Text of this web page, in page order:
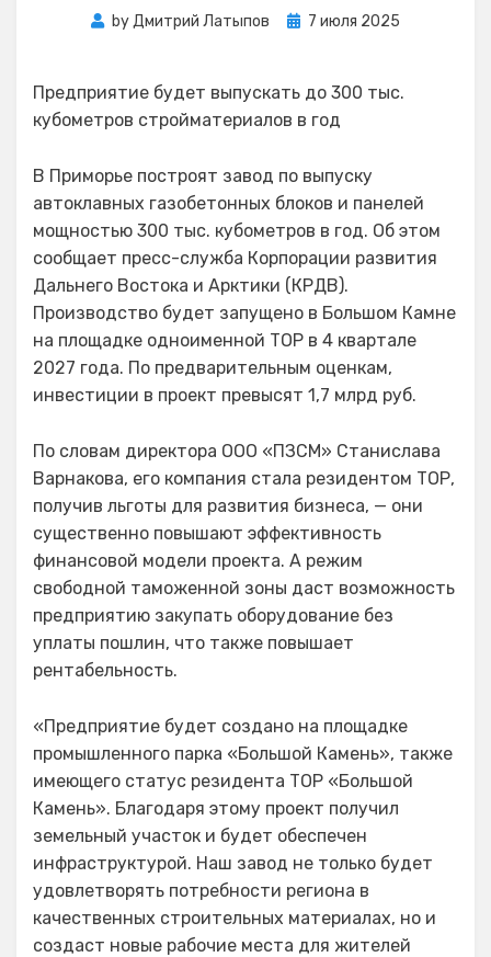
byДмитрий Латыпов
Posted
7 июля 2025
Предприятие будет выпускать до 300 тыс.
кубометров стройматериалов в год
В Приморье построят завод по выпуску
автоклавных газобетонных блоков и панелей
мощностью 300 тыс. кубометров в год. Об этом
сообщает пресс-служба Корпорации развития
Дальнего Востока и Арктики (КРДВ).
Производство будет запущено в Большом Камне
на площадке одноименной ТОР в 4 квартале
2027 года. По предварительным оценкам,
инвестиции в проект превысят 1,7 млрд руб.
По словам директора ООО «ПЗСМ» Станислава
Варнакова, его компания стала резидентом ТОР,
получив льготы для развития бизнеса, — они
существенно повышают эффективность
финансовой модели проекта. А режим
свободной таможенной зоны даст возможность
предприятию закупать оборудование без
уплаты пошлин, что также повышает
рентабельность.
«Предприятие будет создано на площадке
промышленного парка «Большой Камень», также
имеющего статус резидента ТОР «Большой
Камень». Благодаря этому проект получил
земельный участок и будет обеспечен
инфраструктурой. Наш завод не только будет
удовлетворять потребности региона в
качественных строительных материалах, но и
создаст новые рабочие места для жителей